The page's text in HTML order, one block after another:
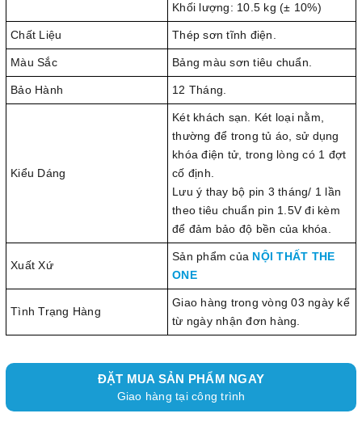
Khối lượng: 10.5 kg (± 10%)
Chất Liệu Thép sơn tĩnh điện.
Màu Sắc Bảng màu sơn tiêu chuẩn.
Bảo Hành 12 Tháng.
Kiểu Dáng
Két khách sạn. Két loại nằm,
thường để trong tủ áo, sử dụng
khóa điện tử, trong lòng có 1 đợt
cố định.
Lưu ý thay bộ pin 3 tháng/ 1 lần
theo tiêu chuẩn pin 1.5V đi kèm
để đảm bảo độ bền của khóa.
Xuất Xứ
Sản phẩm của NỘI THẤT THE
ONE
Tình Trạng Hàng
Giao hàng trong vòng 03 ngày kể
từ ngày nhận đơn hàng.
ĐẶT MUA SẢN PHẨM NGAY
Giao hàng tại công trình